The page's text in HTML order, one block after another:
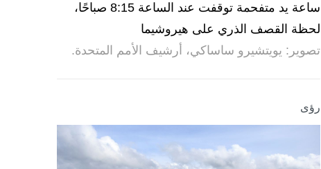
ساعة يد متفحمة توقفت عند الساعة 8:15 صباحًا،
لحظة القصف الذري على هيروشيما
تصوير: يويتشيرو ساساكي، أرشيف الأمم المتحدة.
رؤى